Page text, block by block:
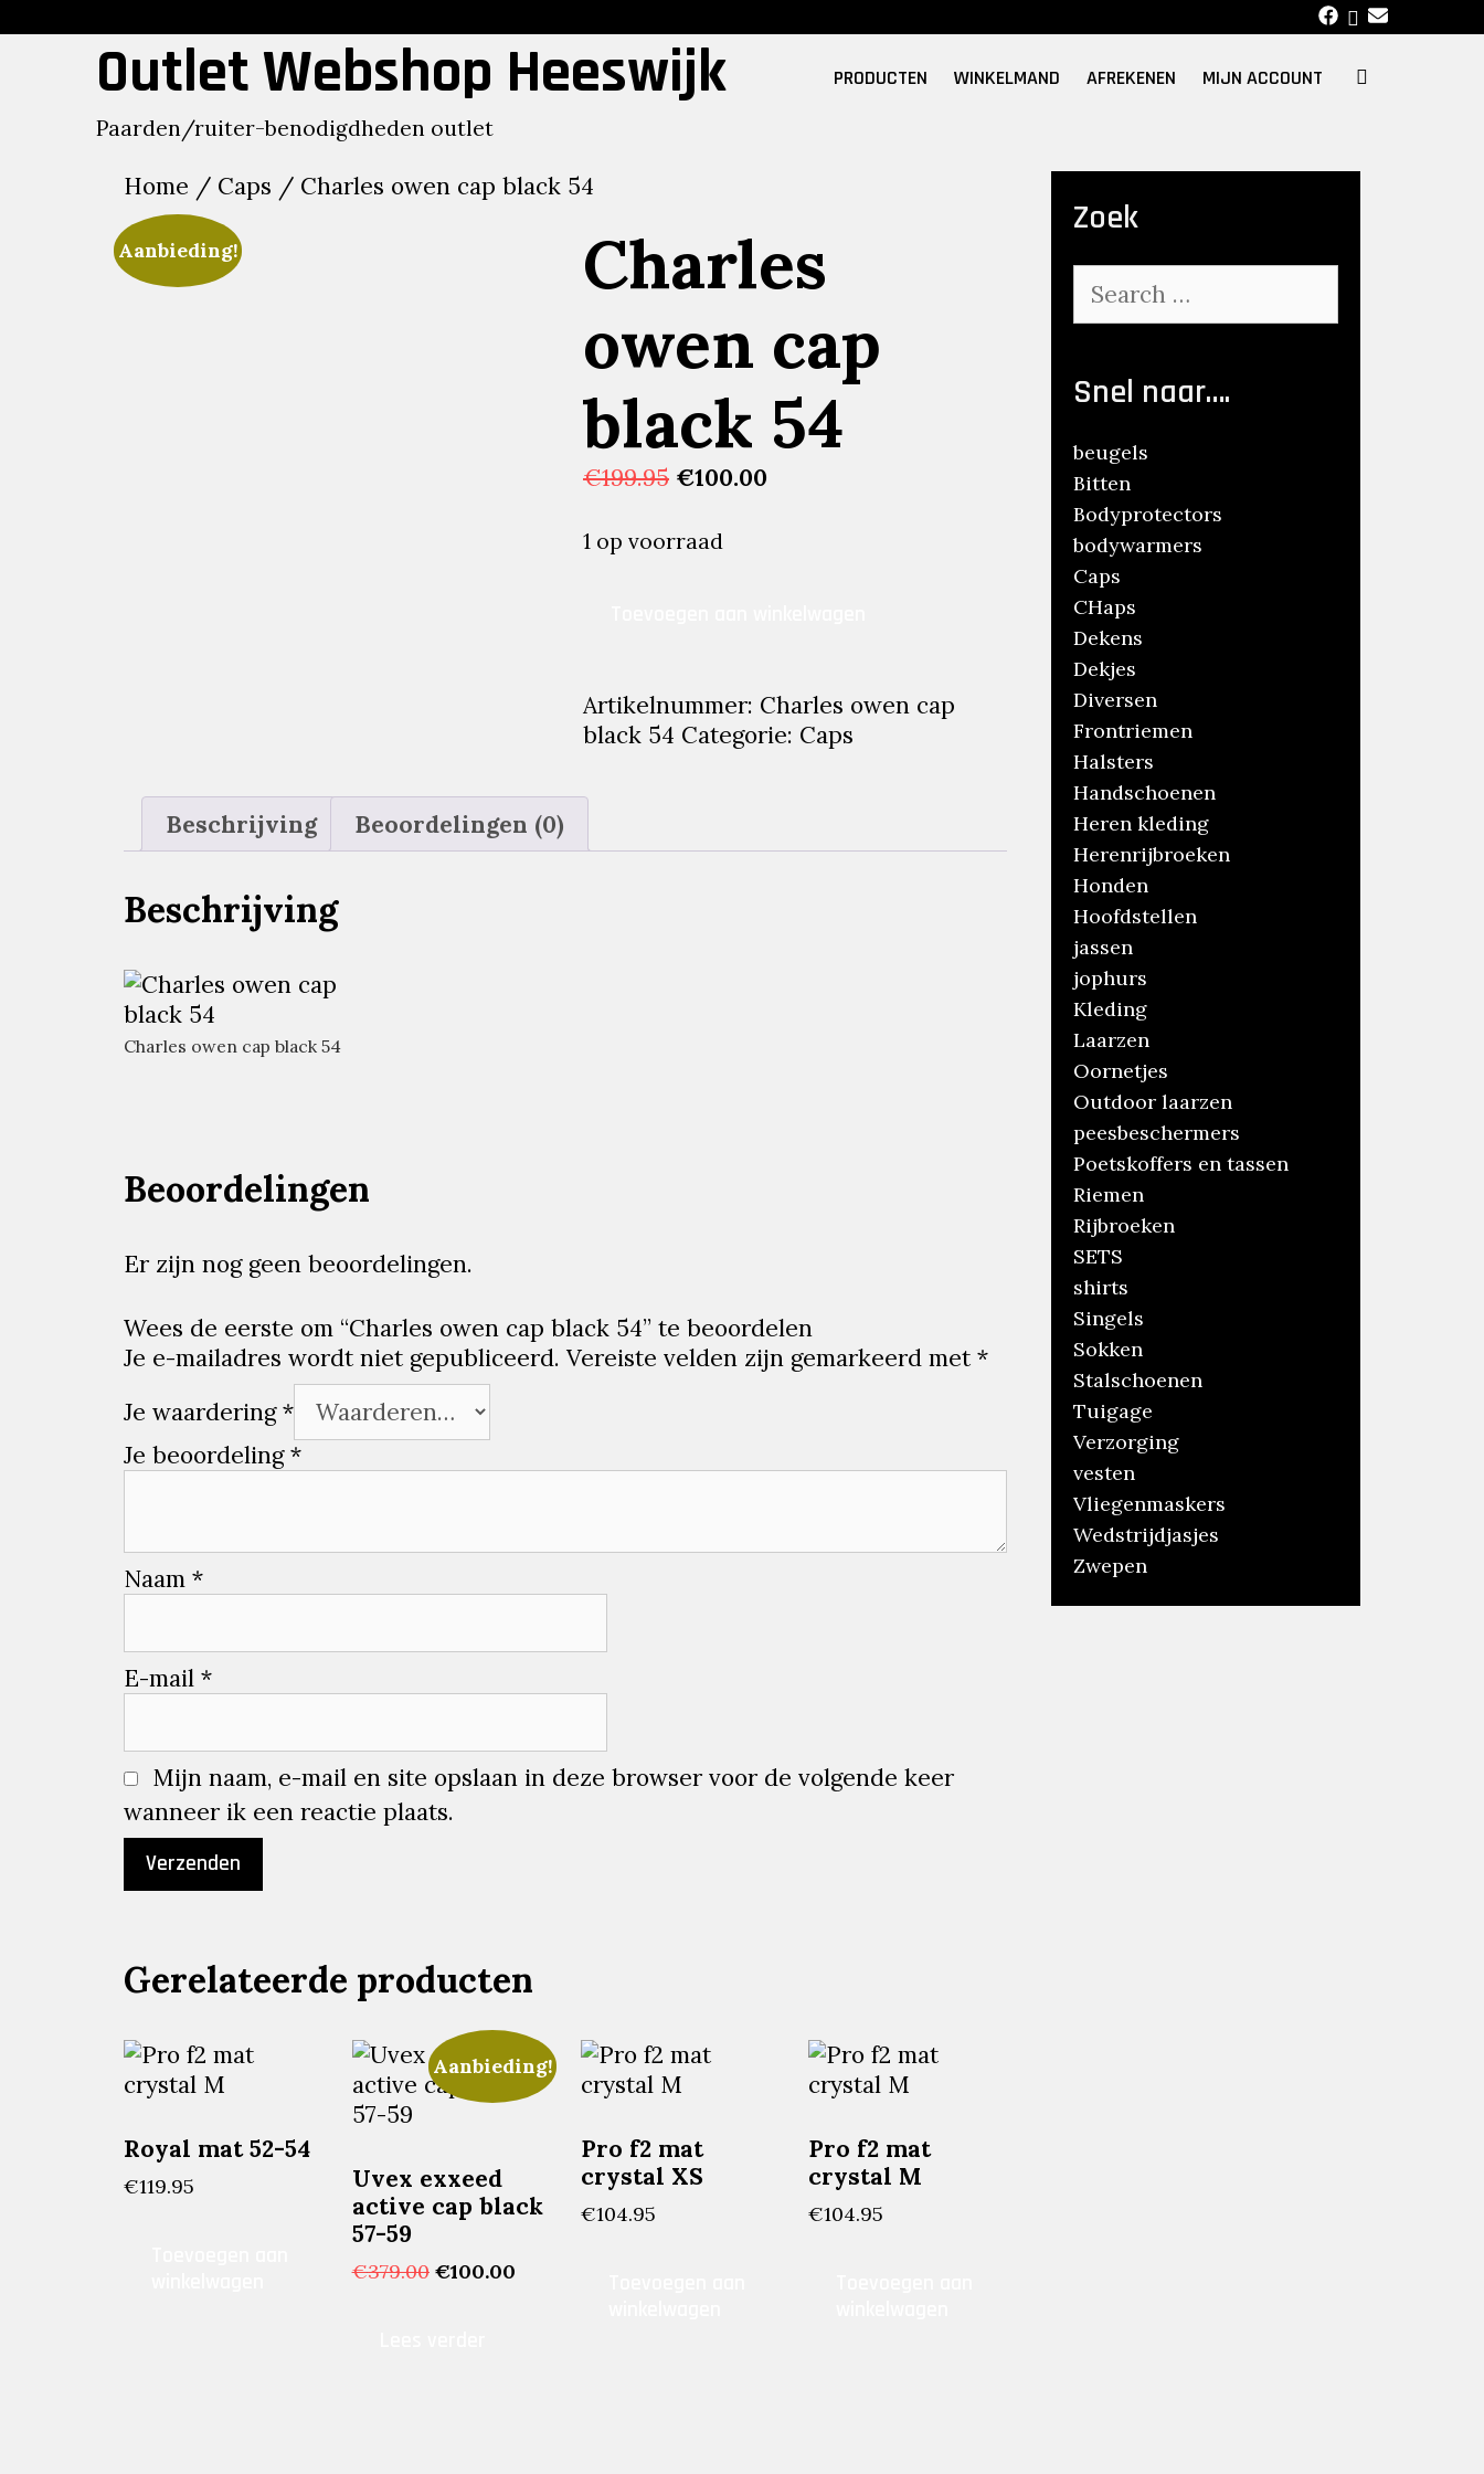
to
Outlet Webshop Heeswijk
Paarden/ruiter-benodigdheden outlet
PRODUCTEN WINKELMAND AFREKENEN MIJN ACCOUNT
Home / Caps / Charles owen cap black 54
Aanbieding!
Charles
owen cap
black 54
€199.95 Oorspronkelijke
was:
€100.00
1 op voorraad
black
54
aantal
Artikelnummer: Charles owen cap
black 54 Categorie: Caps
Beschrijving Beoordelingen (0)
Beschrijving
Charles owen cap black 54
Beoordelingen
Er zijn nog geen beoordelingen.
Wees de eerste om “Charles owen cap black 54” te beoordelen
Je e-mailadres wordt niet gepubliceerd. Vereiste velden zijn gemarkeerd met *
Je waardering*
Je beoordeling*
Naam *
E-mail *
Mijn naam, e-mail en site opslaan in deze browser voor de volgende keer
wanneer ik een reactie plaats.
Gerelateerde producten
Royal mat 52-54
€119.95
Aanbieding!
Uvex exxeed
active cap black
57-59
€379.00 Oorspronkelijke
€100.00Huidige
Pro f2 mat
crystal XS
€104.95
Pro f2 mat
crystal M
€104.95
Zoek
for:
Snel naar….
beugels
Bitten
Bodyprotectors
bodywarmers
Caps
CHaps
Dekens
Dekjes
Diversen
Frontriemen
Halsters
Handschoenen
Heren kleding
Herenrijbroeken
Honden
Hoofdstellen
jassen
jophurs
Kleding
Laarzen
Oornetjes
Outdoor laarzen
peesbeschermers
Poetskoffers en tassen
Riemen
Rijbroeken
SETS
shirts
Singels
Sokken
Stalschoenen
Tuigage
Verzorging
vesten
Vliegenmaskers
Wedstrijdjasjes
Zwepen